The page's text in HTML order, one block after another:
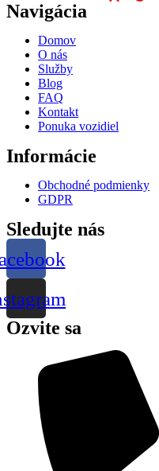
Navigácia
Domov
O nás
Služby
Blog
FAQ
Kontakt
Ponuka vozidiel
Informácie
Obchodné podmienky
GDPR
Sledujte nás
Ozvite sa